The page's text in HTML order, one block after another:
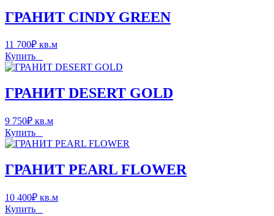
ГРАНИТ CINDY GREEN
11 700₽ кв.м
Купить
ГРАНИТ DESERT GOLD
9 750₽ кв.м
Купить
ГРАНИТ PEARL FLOWER
10 400₽ кв.м
Купить